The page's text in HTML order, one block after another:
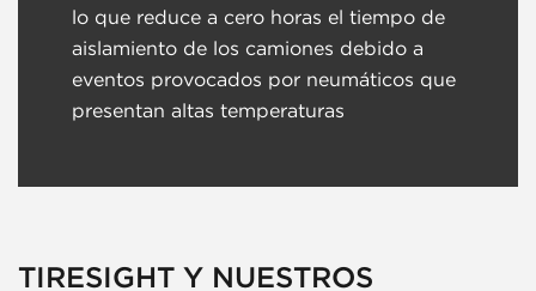
lo que reduce a cero horas el tiempo de
aislamiento de los camiones debido a
eventos provocados por neumáticos que
presentan altas temperaturas
TIRESIGHT Y NUESTROS